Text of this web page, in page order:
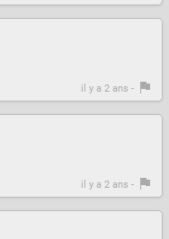
il y a 2 ans -
il y a 2 ans -